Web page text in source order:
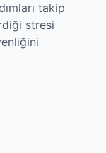
takip
stresi